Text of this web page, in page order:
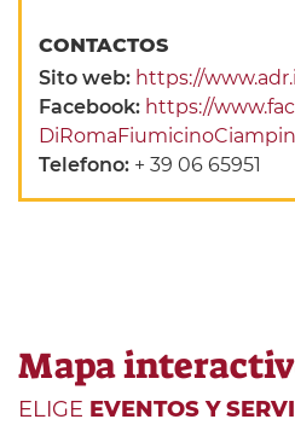
CONTACTOS
Sito web: https://
Facebook: https://
Telefono: + 39 06 65951
Mapa
ELIGE EVENTOS Y